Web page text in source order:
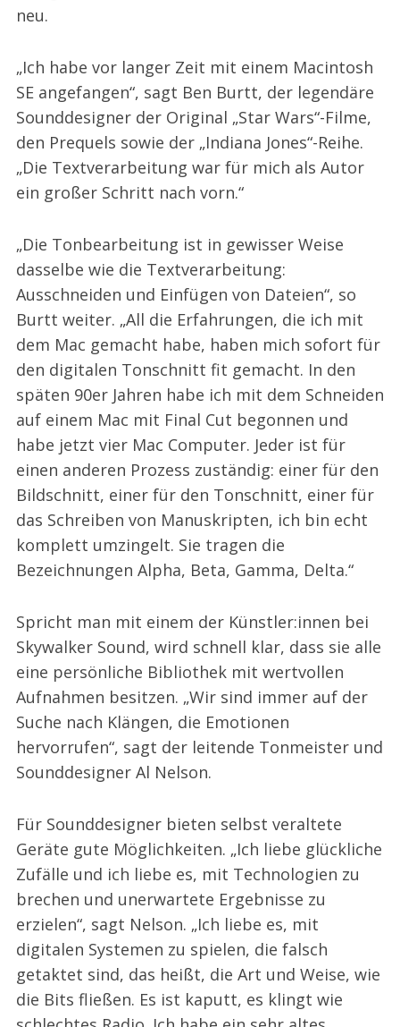
neu.
„Ich habe vor langer Zeit mit einem Macintosh
SE angefangen“, sagt Ben Burtt, der legendäre
Sounddesigner der Original „Star Wars“-Filme,
den Prequels sowie der „Indiana Jones“-Reihe.
„Die Textverarbeitung war für mich als Autor
ein großer Schritt nach vorn.“
„Die Tonbearbeitung ist in gewisser Weise
dasselbe wie die Textverarbeitung:
Ausschneiden und Einfügen von Dateien“, so
Burtt weiter. „All die Erfahrungen, die ich mit
dem Mac gemacht habe, haben mich sofort für
den digitalen Tonschnitt fit gemacht. In den
späten 90er Jahren habe ich mit dem Schneiden
auf einem Mac mit Final Cut begonnen und
habe jetzt vier Mac Computer. Jeder ist für
einen anderen Prozess zuständig: einer für den
Bildschnitt, einer für den Tonschnitt, einer für
das Schreiben von Manuskripten, ich bin echt
komplett umzingelt. Sie tragen die
Bezeichnungen Alpha, Beta, Gamma, Delta.“
Spricht man mit einem der Künstler:innen bei
Skywalker Sound, wird schnell klar, dass sie alle
eine persönliche Bibliothek mit wertvollen
Aufnahmen besitzen. „Wir sind immer auf der
Suche nach Klängen, die Emotionen
hervorrufen“, sagt der leitende Tonmeister und
Sounddesigner Al Nelson.
Für Sounddesigner bieten selbst veraltete
Geräte gute Möglichkeiten. „Ich liebe glückliche
Zufälle und ich liebe es, mit Technologien zu
brechen und unerwartete Ergebnisse zu
erzielen“, sagt Nelson. „Ich liebe es, mit
digitalen Systemen zu spielen, die falsch
getaktet sind, das heißt, die Art und Weise, wie
die Bits fließen. Es ist kaputt, es klingt wie